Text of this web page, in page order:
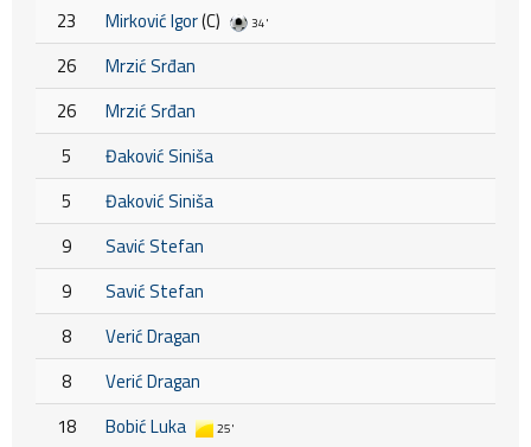
23 Mirković Igor(C) 34'
26
Mrzić Srđan
26
Mrzić Srđan
5
Đaković Siniša
5
Đaković Siniša
9
Savić Stefan
9
Savić Stefan
8
Verić Dragan
8
Verić Dragan
18
Bobić Luka 25'